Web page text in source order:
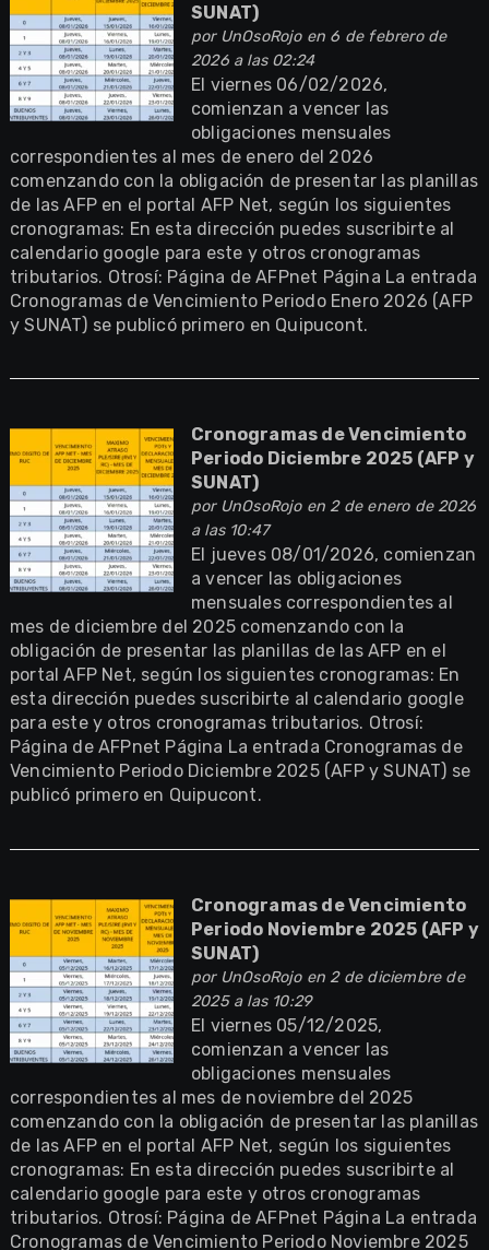
SUNAT)
por UnOsoRojoen 6 de febrero de
2026 a las 02:24
El viernes 06/02/2026,
comienzan a vencer las
obligaciones mensuales
correspondientes al mes de enero del 2026
comenzando con la obligación de presentar las planillas
de las AFP en el portal AFP Net, según los siguientes
cronogramas: En esta dirección puedes suscribirte al
calendario google para este y otros cronogramas
tributarios. Otrosí: Página de AFPnet Página La entrada
Cronogramas de Vencimiento Periodo Enero 2026 (AFP
y SUNAT) se publicó primero en Quipucont.
Cronogramas de Vencimiento
Periodo Diciembre 2025 (AFP y
SUNAT)
por UnOsoRojoen 2 de enero de 2026
a las 10:47
El jueves 08/01/2026, comienzan
a vencer las obligaciones
mensuales correspondientes al
mes de diciembre del 2025 comenzando con la
obligación de presentar las planillas de las AFP en el
portal AFP Net, según los siguientes cronogramas: En
esta dirección puedes suscribirte al calendario google
para este y otros cronogramas tributarios. Otrosí:
Página de AFPnet Página La entrada Cronogramas de
Vencimiento Periodo Diciembre 2025 (AFP y SUNAT) se
publicó primero en Quipucont.
Cronogramas de Vencimiento
Periodo Noviembre 2025 (AFP y
SUNAT)
por UnOsoRojoen 2 de diciembre de
2025 a las 10:29
El viernes 05/12/2025,
comienzan a vencer las
obligaciones mensuales
correspondientes al mes de noviembre del 2025
comenzando con la obligación de presentar las planillas
de las AFP en el portal AFP Net, según los siguientes
cronogramas: En esta dirección puedes suscribirte al
calendario google para este y otros cronogramas
tributarios. Otrosí: Página de AFPnet Página La entrada
Cronogramas de Vencimiento Periodo Noviembre 2025